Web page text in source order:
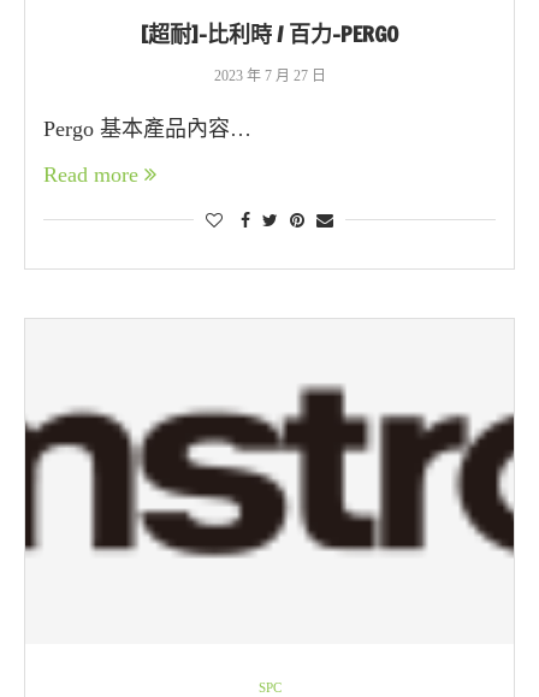
[超耐]-比利時 / 百力-PERGO
2023 年 7 月 27 日
Pergo 基本產品內容…
Read more
SPC